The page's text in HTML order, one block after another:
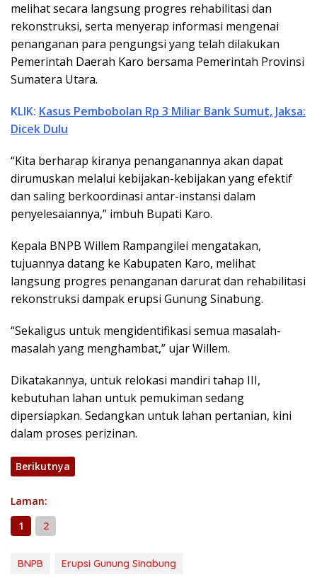
melihat secara langsung progres rehabilitasi dan
rekonstruksi, serta menyerap informasi mengenai
penanganan para pengungsi yang telah dilakukan
Pemerintah Daerah Karo bersama Pemerintah Provinsi
Sumatera Utara.
KLIK: Kasus Pembobolan Rp 3 Miliar Bank Sumut, Jaksa:
Dicek Dulu
“Kita berharap kiranya penanganannya akan dapat
dirumuskan melalui kebijakan-kebijakan yang efektif
dan saling berkoordinasi antar-instansi dalam
penyelesaiannya,” imbuh Bupati Karo.
Kepala BNPB Willem Rampangilei mengatakan,
tujuannya datang ke Kabupaten Karo, melihat
langsung progres penanganan darurat dan rehabilitasi
rekonstruksi dampak erupsi Gunung Sinabung.
“Sekaligus untuk mengidentifikasi semua masalah-
masalah yang menghambat,” ujar Willem.
Dikatakannya, untuk relokasi mandiri tahap III,
kebutuhan lahan untuk pemukiman sedang
dipersiapkan. Sedangkan untuk lahan pertanian, kini
dalam proses perizinan.
Berikutnya
Laman:
1
2
BNPB Erupsi Gunung Sinabung